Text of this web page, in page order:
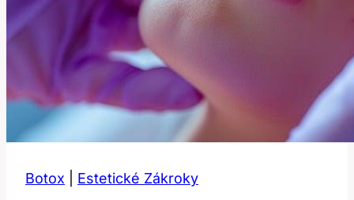
Botox Estetické Zákroky